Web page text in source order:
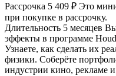
Рассрочка 5 409 ₽ Это
при покупке в рассрочку.
Длительность 5 месяцев Вы
эффекты в программе
Узнаете, как сделать их
физики. Соберёте
индустрии кино, рекламе